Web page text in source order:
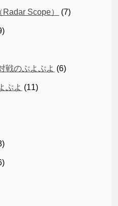
Scope） (7)
戦のぷよぷよ (6)
ぷよ (11)